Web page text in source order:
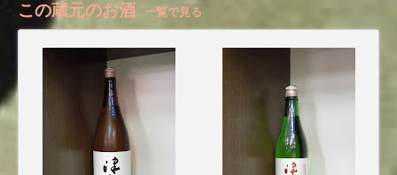
この蔵元のお酒 一覧で見る